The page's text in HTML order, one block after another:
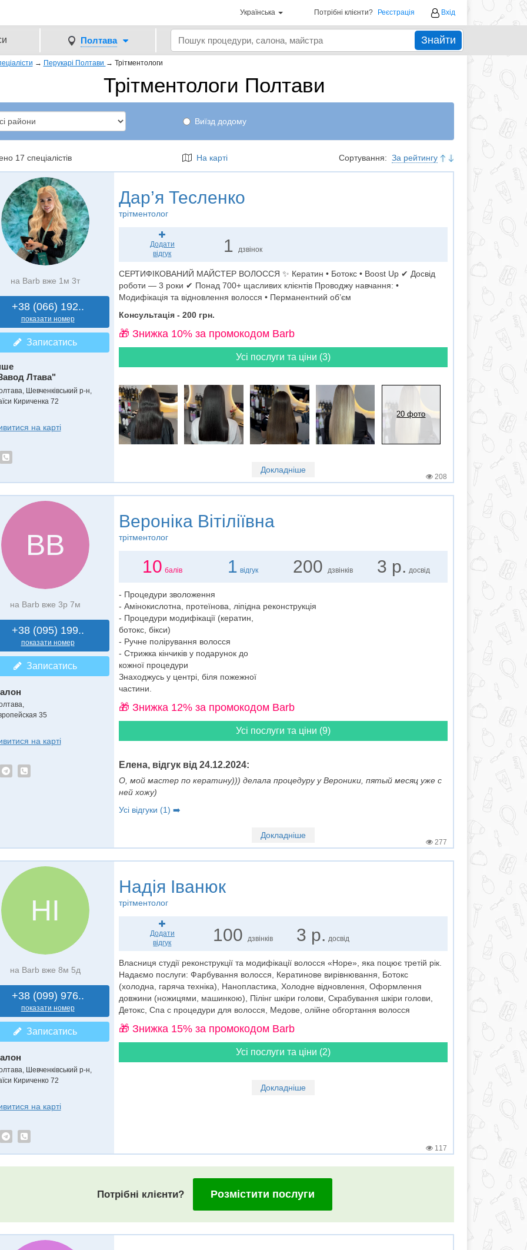
Українська Потрібні клієнти? Реєстрація Вхід
Полтава Знайти
→ Перукарі Полтави → Трітментологи
Трітментологи Полтави
Виїзд додому
17 спеціалістів На карті Сортування: За рейтингу
на Barb вже 1м 3т
+38 (066) 192..
показати номер
Записатись
Лтава"
Шевченківський р-н,
Кириченка 72
на карті
Дар’я Тесленко
трітментолог
Додати
відгук
1 дзвінок
СЕРТИФІКОВАНИЙ МАЙСТЕР ВОЛОССЯ ✨ Кератин • Ботокс • Boost Up ✔ Досвід
роботи — 3 роки ✔ Понад 700+ щасливих клієнтів Проводжу навчання: •
Модифікація та відновлення волосся • Перманентний об’єм
Консультація - 200 грн.
🎁 Знижка 10% за промокодом Barb
Усі послуги та ціни (3)
20 фото
Докладніше
208
ВВ
на Barb вже 3р 7м
+38 (095) 199..
показати номер
Записатись
35
на карті
Веронiка Вітіліївна
трітментолог
10 балів 1 відгук 200 дзвінків 3 р. досвід
- Процедури зволоження
- Амінокислотна, протеїнова, ліпідна реконструкція
- Процедури модифікації (кератин,
ботокс, бікси)
- Ручне полірування волосся
- Стрижка кінчиків у подарунок до
кожної процедури
Знаходжусь у центрі, біля пожежної
частини.
🎁 Знижка 12% за промокодом Barb
Усі послуги та ціни (9)
Елена, відгук від 24.12.2024:
О, мой мастер по кератину))) делала процедуру у Вероники, пятый месяц уже с
ней хожу)
Усі відгуки (1) ➡️
Докладніше
277
НІ
на Barb вже 8м 5д
+38 (099) 976..
показати номер
Записатись
Шевченківський р-н,
Кириченко 72
на карті
Надія Іванюк
трітментолог
Додати
відгук
100 дзвінків 3 р. досвід
Власниця студії реконструкції та модифікації волосся «Hope», яка поцює третій рік.
Надаємо послуги: Фарбування волосся, Кератинове вирівнювання, Ботокс
(холодна, гаряча техніка), Нанопластика, Холодне відновлення, Оформлення
довжини (ножицями, машинкою), Пілінг шкіри голови, Скрабування шкіри голови,
Детокс, Спа с процедури для волосся, Медове, олійне обгортання волосся
🎁 Знижка 15% за промокодом Barb
Усі послуги та ціни (2)
Докладніше
117
Потрібні клієнти? Розмістити послуги